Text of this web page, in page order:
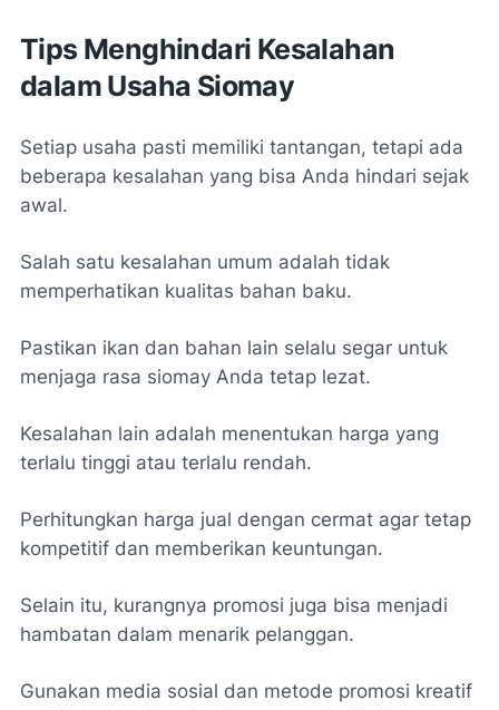
Tips Menghindari Kesalahan
dalam Usaha Siomay
Setiap usaha pasti memiliki tantangan, tetapi ada
beberapa kesalahan yang bisa Anda hindari sejak
awal.
Salah satu kesalahan umum adalah tidak
memperhatikan kualitas bahan baku.
Pastikan ikan dan bahan lain selalu segar untuk
menjaga rasa siomay Anda tetap lezat.
Kesalahan lain adalah menentukan harga yang
terlalu tinggi atau terlalu rendah.
Perhitungkan harga jual dengan cermat agar tetap
kompetitif dan memberikan keuntungan.
Selain itu, kurangnya promosi juga bisa menjadi
hambatan dalam menarik pelanggan.
Gunakan media sosial dan metode promosi kreatif